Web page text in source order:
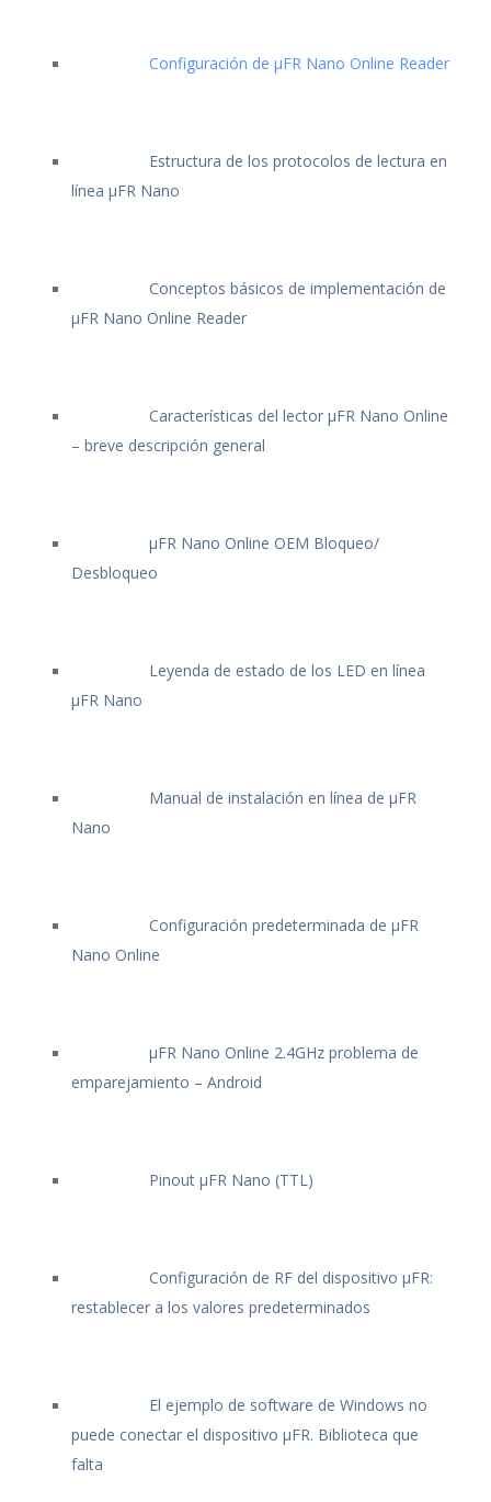
Configuración de μFR Nano Online Reader
Estructura de los protocolos de lectura en
línea μFR Nano
Conceptos básicos de implementación de
μFR Nano Online Reader
Características del lector μFR Nano Online
– breve descripción general
μFR Nano Online OEM Bloqueo/
Desbloqueo
Leyenda de estado de los LED en línea
μFR Nano
Manual de instalación en línea de μFR
Nano
Configuración predeterminada de μFR
Nano Online
μFR Nano Online 2.4GHz problema de
emparejamiento – Android
Pinout μFR Nano (TTL)
Configuración de RF del dispositivo μFR:
restablecer a los valores predeterminados
El ejemplo de software de Windows no
puede conectar el dispositivo μFR. Biblioteca que
falta